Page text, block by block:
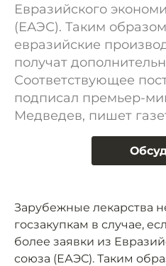
Евразийского
(ЕАЭС). Таким
евразийские
получат
Соответствующее
подписал премьер-
Медведев, пишет
Зарубежные лекарства
госзакупкам в случае,
более заявки из
союза (ЕАЭС). Таким